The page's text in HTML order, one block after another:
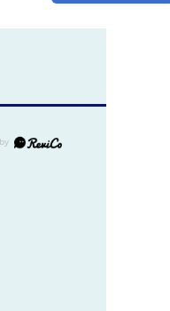
佐賀県 白石町 白石